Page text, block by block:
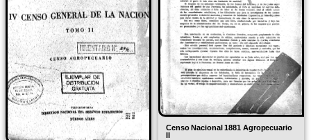
Censo Nacional 1881 Agropecuario
II